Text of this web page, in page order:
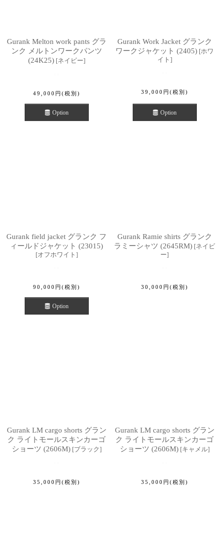
Gurank Melton work pants グラ
ンク メルトンワークパンツ
(24K25) [ネイビー]
49,000 円 (税別)
Option
Gurank Work Jacket グランク
ワークジャケット (2405) [ホワ
イト ]
39,000 円 (税別)
Option
Gurank field jacket グランク フ
ィールドジャケット (23015)
[オフホワイト ]
90,000 円 (税別)
Option
Gurank Ramie shirts グランク
ラミーシャツ (2645RM) [ネイビ
ー]
30,000 円 (税別)
Gurank LM cargo shorts グラン
ク ライトモールスキンカーゴ
ショーツ (2606M) [ブラック]
35,000 円 (税別)
Gurank LM cargo shorts グラン
ク ライトモールスキンカーゴ
ショーツ (2606M) [キャメル]
35,000 円 (税別)